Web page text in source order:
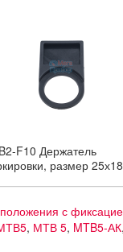
F10 Держатель
размер
с
, МТВ 5, MTB5-АК,